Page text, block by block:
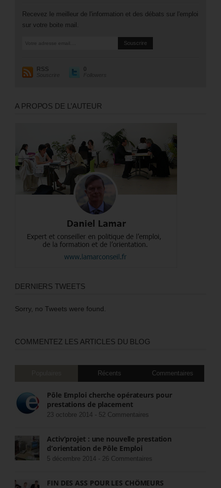
Recevez le meilleur de l'information et des débats sur l'emploi
sur votre boite mail.
RSS
Souscrire
0
Followers
A PROPOS DE L’AUTEUR
DERNIERS TWEETS
Sorry, no Tweets were found.
COMMENTEZ LES ARTICLES DU BLOG
Récents Commentaires
Pôle Emploi cherche opérateurs pour
prestations de placement
23 octobre 2014 - 52 Commentaires
Activ’projet : une nouvelle prestation
d’orientation de Pôle Emploi
5 décembre 2014 - 26 Commentaires
FIN DES ASS POUR LES CHÔMEURS